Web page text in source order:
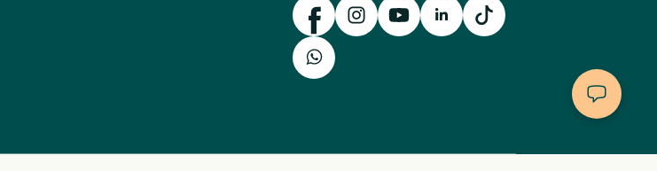
mkk auf Facebook
mkk auf Instagram
mkk auf YouTube
mkk auf LinkedIn
mkk auf TikTok
mkk auf WhatsApp